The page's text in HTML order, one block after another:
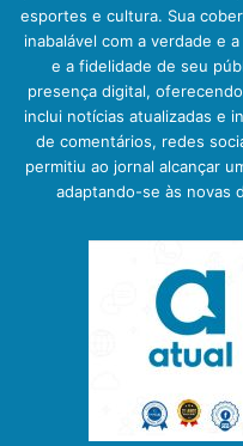
esportes e cultura. Sua
inabalável com a verdade e
e a fidelidade de seu
presença digital,
inclui notícias atualizadas e
de comentários, redes
permitiu ao jornal alcançar
adaptando-se às novas